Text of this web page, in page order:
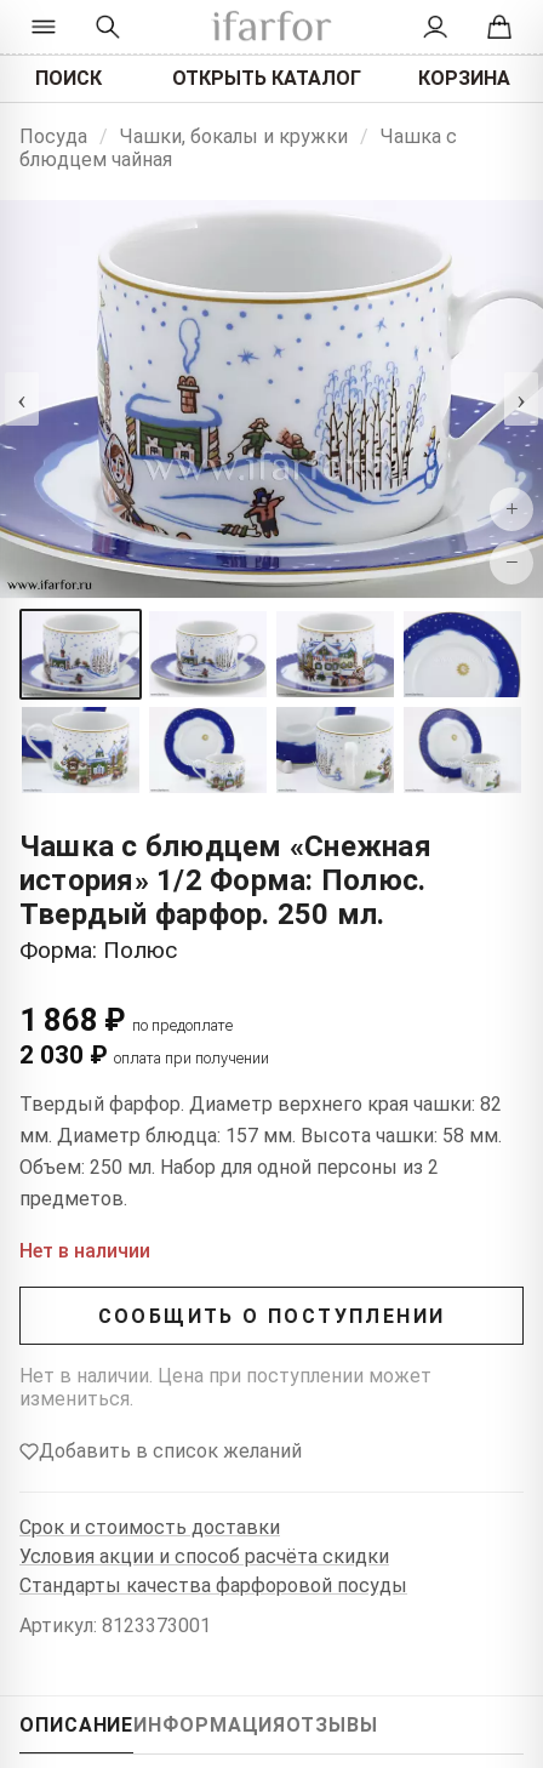
ПОИСК ОТКРЫТЬ КАТАЛОГ КОРЗИНА
Посуда / Чашки, бокалы и кружки / Чашка с
блюдцем чайная
‹ ›
+
−
Чашка с блюдцем «Снежная
история» 1/2 Форма: Полюс.
Твердый фарфор. 250 мл.
Форма: Полюс
1 868 ₽ по предоплате
2 030 ₽ оплата при получении
Твердый фарфор. Диаметр верхнего края чашки: 82
мм. Диаметр блюдца: 157 мм. Высота чашки: 58 мм.
Объем: 250 мл. Набор для одной персоны из 2
предметов.
Нет в наличии
СООБЩИТЬ О ПОСТУПЛЕНИИ
Нет в наличии. Цена при поступлении может
измениться.
Добавить в список желаний
Срок и стоимость доставки
Условия акции и способ расчёта скидки
Стандарты качества фарфоровой посуды
Артикул: 8123373001
ОПИСАНИЕИНФОРМАЦИЯОТЗЫВЫ